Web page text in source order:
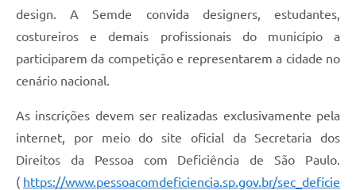
design. A Semde convida designers, estudantes,
costureiros e demais profissionais do município a
participarem da competição e representarem a cidade no
cenário nacional.
As inscrições devem ser realizadas exclusivamente pela
internet, por meio do site oficial da Secretaria dos
Direitos da Pessoa com Deficiência de São Paulo.
( https://www.pessoacomdeficiencia.sp.gov.br/sec_deficie